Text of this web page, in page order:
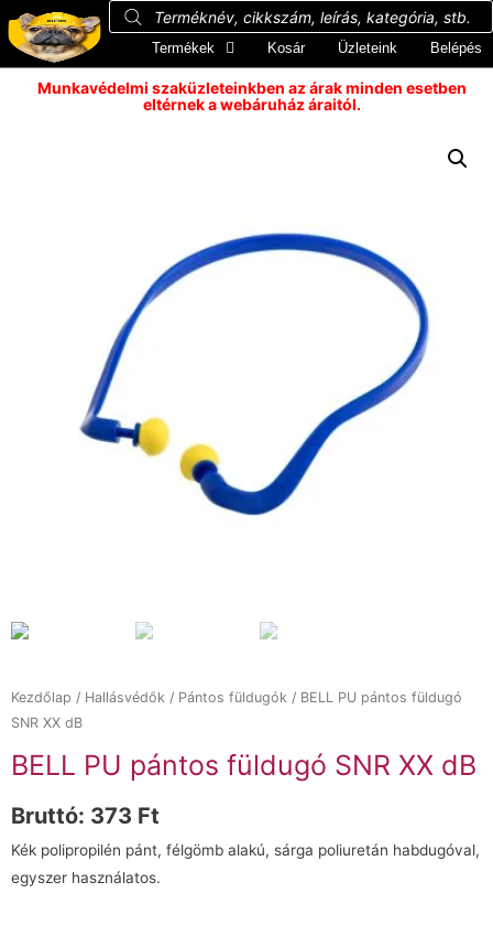
Termékek Kosár Üzleteink Belépés
Munkavédelmi szaküzleteinkben az árak minden esetben
eltérnek a webáruház áraitól.
Kezdőlap / Hallásvédők / Pántos füldugók / BELL PU pántos füldugó
SNR XX dB
BELL PU pántos füldugó SNR XX dB
Bruttó: 373 Ft
Kék polipropilén pánt, félgömb alakú, sárga poliuretán habdugóval,
egyszer használatos.